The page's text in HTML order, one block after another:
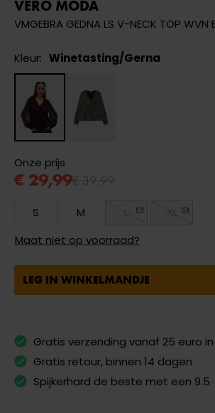
VERO MODA
VMGEBRA GEDNA LS V-NECK TOP WVN
Kleur: Winetasting/Gerna
Onze prijs
€ 29,99
S M
Maat niet op voorraad?
LEG IN WINKELMANDJE
Gratis verzending vanaf 25 euro in
Gratis retour, binnen 14 dagen
Spijkerhard de beste met een 9.5